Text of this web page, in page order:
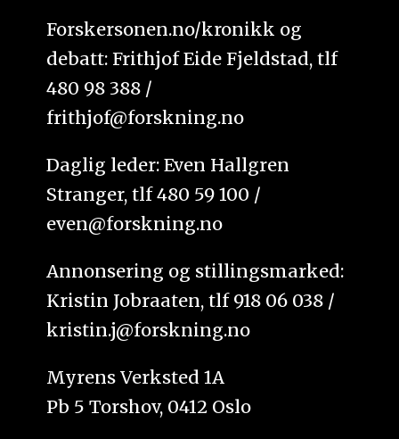
Forskersonen.no/kronikk og
debatt: Frithjof Eide Fjeldstad, tlf
480 98 388 /
frithjof@forskning.no
Daglig leder: Even Hallgren
Stranger, tlf 480 59 100 /
even@forskning.no
Annonsering og stillingsmarked:
Kristin Jobraaten, tlf 918 06 038 /
kristin.j@forskning.no
Myrens Verksted 1A
Pb 5 Torshov, 0412 Oslo